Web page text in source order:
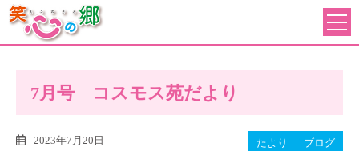
7月号 コスモス苑だより
2023年7月20日 たより ブログ